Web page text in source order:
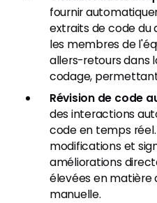
fournir
extraits de code du
les membres de
allers-retours dans
codage,
Révision de code
des interactions
code en temps
modifications et
améliorations
élevées en matière
manuelle.